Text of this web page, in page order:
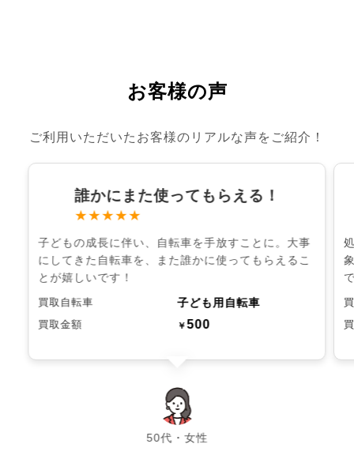
お客様の声
ご利用いただいたお客様のリアルな声をご紹介！
誰かにまた使ってもらえる！
★★★★★
子どもの成長に伴い、自転車を手放すことに。大事
にしてきた自転車を、また誰かに使ってもらえるこ
とが嬉しいです！
買取自転車 子ども用自転車
買取金額 ￥500
50代・女性
chevron_left chevron_right